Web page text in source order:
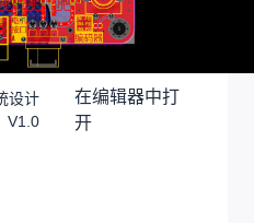
设计
V1.0
在编辑器中打
开